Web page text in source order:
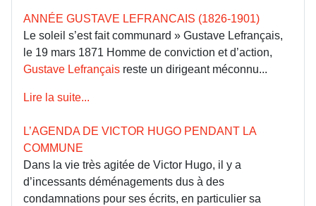
ANNÉE GUSTAVE LEFRANCAIS (1826-1901)
Le soleil s’est fait communard » Gustave Lefrançais,
le 19 mars 1871 Homme de conviction et d’action,
Gustave Lefrançais reste un dirigeant méconnu...
Lire la suite...
L’AGENDA DE VICTOR HUGO PENDANT LA
COMMUNE
Dans la vie très agitée de Victor Hugo, il y a
d’incessants déménagements dus à des
condamnations pour ses écrits, en particulier sa